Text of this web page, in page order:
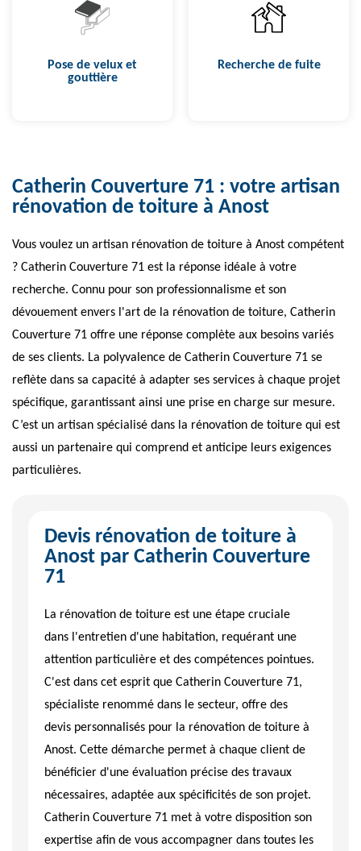
Pose de velux et
gouttière
Recherche de fuite
Catherin Couverture 71 : votre artisan
rénovation de toiture à Anost
Vous voulez un artisan rénovation de toiture à Anost compétent
? Catherin Couverture 71 est la réponse idéale à votre
recherche. Connu pour son professionnalisme et son
dévouement envers l'art de la rénovation de toiture, Catherin
Couverture 71 offre une réponse complète aux besoins variés
de ses clients. La polyvalence de Catherin Couverture 71 se
reflète dans sa capacité à adapter ses services à chaque projet
spécifique, garantissant ainsi une prise en charge sur mesure.
C’est un artisan spécialisé dans la rénovation de toiture qui est
aussi un partenaire qui comprend et anticipe leurs exigences
particulières.
Devis rénovation de toiture à
Anost par Catherin Couverture
71
La rénovation de toiture est une étape cruciale
dans l'entretien d'une habitation, requérant une
attention particulière et des compétences pointues.
C'est dans cet esprit que Catherin Couverture 71,
spécialiste renommé dans le secteur, offre des
devis personnalisés pour la rénovation de toiture à
Anost. Cette démarche permet à chaque client de
bénéficier d'une évaluation précise des travaux
nécessaires, adaptée aux spécificités de son projet.
Catherin Couverture 71 met à votre disposition son
expertise afin de vous accompagner dans toutes les